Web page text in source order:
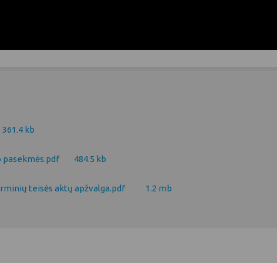
361.4 kb
pasekmės.pdf 484.5 kb
teisės aktų apžvalga.pdf 1.2 mb